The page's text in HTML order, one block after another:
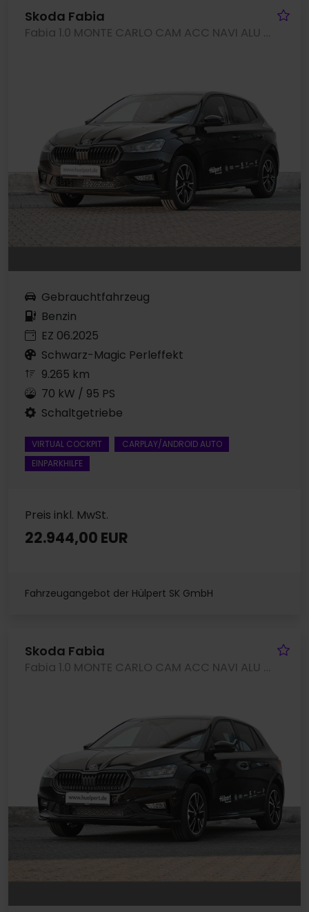
Skoda Fabia
Fabia 1.0 MONTE CARLO CAM ACC NAVI ALU SITZHEIZ.
Gebrauchtfahrzeug
Benzin
EZ 06.2025
Schwarz-Magic Perleffekt
9.265 km
70 kW / 95 PS
Schaltgetriebe
VIRTUAL COCKPIT
CARPLAY/ANDROID AUTO
EINPARKHILFE
Preis inkl. MwSt.
22.944,00 EUR
Fahrzeugangebot der Hülpert SK GmbH
Skoda Fabia
Fabia 1.0 MONTE CARLO CAM ACC NAVI ALU SITZHEIZ.